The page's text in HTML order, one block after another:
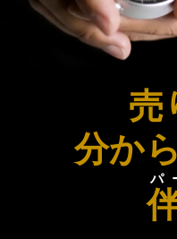
売
分か
パ